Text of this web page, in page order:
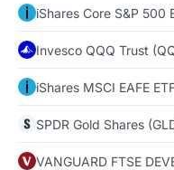
iShares Core S&P 500
Invesco QQQ Trust
iShares MSCI EAFE
SPDR Gold Shares
VANGUARD FTSE